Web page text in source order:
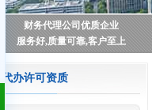
财务代理公司优质企业
服务好,质量可靠,客户至上
代办许可资质